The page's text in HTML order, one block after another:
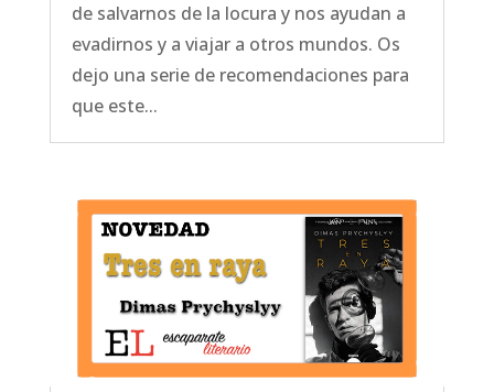
de salvarnos de la locura y nos ayudan a
evadirnos y a viajar a otros mundos. Os
dejo una serie de recomendaciones para
que este...